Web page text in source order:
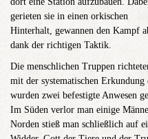
gerieten sie in einen orkischen
Hinterhalt, gewannen den Kampf
dank der richtigen Taktik.
Die menschlichen Truppen
mit der systematischen
wurden zwei befestigte Anwesen
Im Süden verlor man einige
Norden stieß man schließlich auf